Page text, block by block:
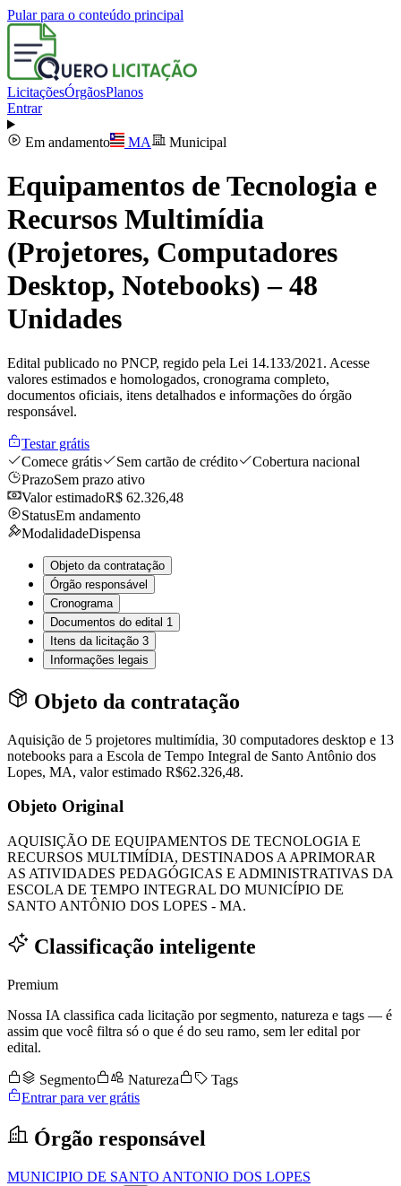
Pular para o conteúdo principal
LicitaçõesÓrgãosPlanos
Entrar
Em andamento MA Municipal
Equipamentos de Tecnologia e
Recursos Multimídia
(Projetores, Computadores
Desktop, Notebooks) – 48
Unidades
Edital publicado no PNCP, regido pela Lei 14.133/2021. Acesse
valores estimados e homologados, cronograma completo,
documentos oficiais, itens detalhados e informações do órgão
responsável.
Testar grátis
Comece grátis
Sem cartão de crédito
Cobertura nacional
PrazoSem prazo ativo
Valor estimadoR$ 62.326,48
StatusEm andamento
ModalidadeDispensa
Objeto da contratação
Órgão responsável
Cronograma
Documentos do edital 1
Itens da licitação 3
Informações legais
Objeto da contratação
Aquisição de 5 projetores multimídia, 30 computadores desktop e 13
notebooks para a Escola de Tempo Integral de Santo Antônio dos
Lopes, MA, valor estimado R$62.326,48.
Objeto Original
AQUISIÇÃO DE EQUIPAMENTOS DE TECNOLOGIA E
RECURSOS MULTIMÍDIA, DESTINADOS A APRIMORAR
AS ATIVIDADES PEDAGÓGICAS E ADMINISTRATIVAS DA
ESCOLA DE TEMPO INTEGRAL DO MUNICÍPIO DE
SANTO ANTÔNIO DOS LOPES - MA.
Classificação inteligente
Premium
Nossa IA classifica cada licitação por segmento, natureza e tags — é
assim que você filtra só o que é do seu ramo, sem ler edital por
edital.
Segmento Natureza
Tags
Entrar para ver grátis
Órgão responsável
MUNICIPIO DE SANTO ANTONIO DOS LOPES